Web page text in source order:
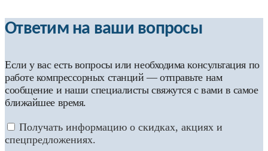
Ответим на ваши вопросы
Если у вас есть вопросы или необходима консультация по
работе компрессорных станций — отправьте нам
сообщение и наши специалисты свяжутся с вами в самое
ближайшее время.
Получать информацию о скидках, акциях и
спецпредложениях.